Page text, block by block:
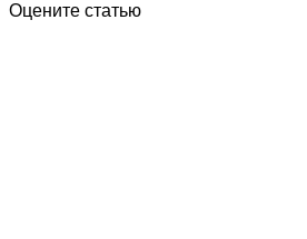
Оцените статью